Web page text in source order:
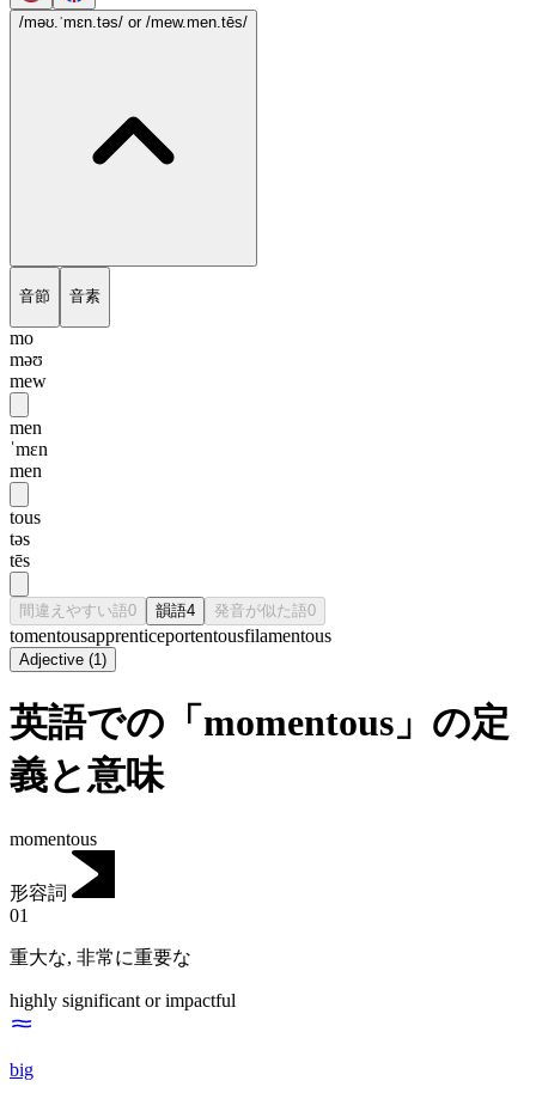
/məʊ.ˈmɛn.təs/ or /mew.men.tēs/
音節 音素
mo
məʊ
mew
men
ˈmɛn
men
tous
təs
tēs
間違えやすい語0 韻語4 発音が似た語0
tomentousapprenticeportentousfilamentous
Adjective (1)
英語での「momentous」の定
義と意味
momentous
形容詞
01
重大な, 非常に重要な
highly significant or impactful
big